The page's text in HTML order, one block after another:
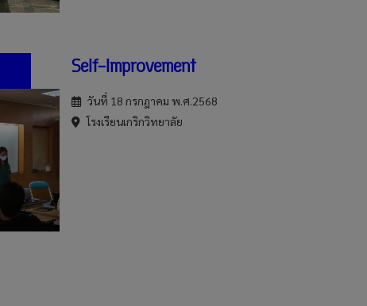
Self-Improvement
วันที่ 18 กรกฎาคม พ.ศ.2568
โรงเรียนเกริกวิทยาลัย